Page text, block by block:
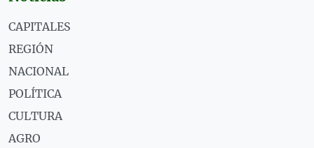
CAPITALES
REGIÓN
NACIONAL
POLÍTICA
CULTURA
AGRO